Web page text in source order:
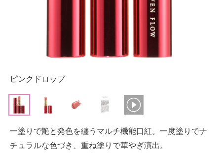
ピンクドロップ
一塗りで艶と発色を纏うマルチ機能口紅。一度塗りでナ
チュラルな色づき、重ね塗りで華やぎ演出。